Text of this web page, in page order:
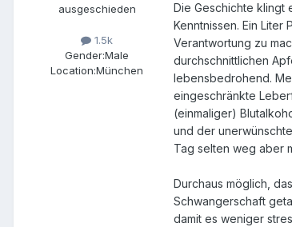
ausgeschieden
1.5k
Gender:Male
Location:München
Die Geschichte klingt
Kenntnissen. Ein
Verantwortung zu
durchschnittlichen
lebensbedrohend.
eingeschränkte
(einmaliger)
und der
Tag selten weg aber
Durchaus möglich,
Schwangerschaft
damit es weniger